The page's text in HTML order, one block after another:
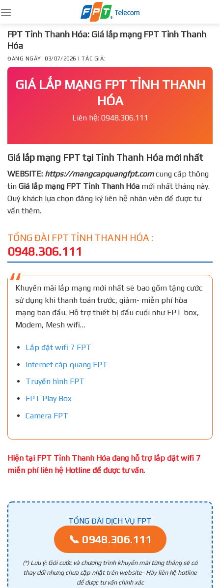
to
content
FPT Tỉnh Thanh Hóa: Giá lắp mạng FPT Tỉnh Thanh
Hóa
ĐĂNG NGÀY: 03/07/2026 | TÁC GIẢ:
GIÁ LẮP MẠNG FPT TỈNH THANH
HÓA
Liên hệ: 0948.306.111
Giá lắp mạng FPT tại Tỉnh Thanh Hóa mới nhất
WEBSITE: https://mangcapquangfpt.comcung cấp thông
tin Giá lắp mạng FPT Tỉnh Thanh Hóa mới nhất tháng này.
Quý khách lựa chọn đăng ký liên hệ nhân viên để được tư
vấn thêm.
TỔNG ĐÀI FPT TỈNH THANH HÓA :
0948.306.111
Khuyến mãi lắp mạng mới nhất sẽ bao gồm tặng cước
sử dụng khi thanh toán trước, giảm- miễn phí hòa
mạng ban đầu. Hỗ trợ thiết bị đầu cuối như FPT box,
Modem, Mesh wifi…
Lắp đặt wifi 7 FPT
Internet cáp quang FPT
Truyền hình FPT
FPT Play Box
Camera FPT
Hiện tại FPT Tỉnh Thanh Hóa đang hỗ trợ lắp đặt wifi 7
miễn phí liên hệ Hotline để được tư vấn.
TỔNG ĐÀI DỊCH VỤ FPT
📞 0948.306.111
(*) Lưu ý: Gói cước và chương trình khuyến mãi từng tháng sẽ có
thay đổi nhưng chưa cập nhật trên website- Hãy liên hệ hotline
để được tư vấn chính xác